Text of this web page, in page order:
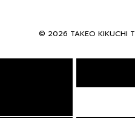
© 2026 TAKEO KIKUCHI